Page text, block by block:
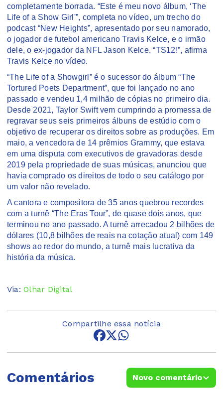
completamente borrada. “Este é meu novo álbum, ‘The
Life of a Show Girl'”, completa no vídeo, um trecho do
podcast “New Heights”, apresentado por seu namorado,
o jogador de futebol americano Travis Kelce, e o irmão
dele, o ex-jogador da NFL Jason Kelce. “TS12!”, afirma
Travis Kelce no vídeo.
“The Life of a Showgirl” é o sucessor do álbum “The
Tortured Poets Department”, que foi lançado no ano
passado e vendeu 1,4 milhão de cópias no primeiro dia.
Desde 2021, Taylor Swift vem cumprindo a promessa de
regravar seus seis primeiros álbuns de estúdio com o
objetivo de recuperar os direitos sobre as produções. Em
maio, a vencedora de 14 prêmios Grammy, que estava
em uma disputa com executivos de gravadoras desde
2019 pela propriedade de suas músicas, anunciou que
havia comprado os direitos de todo o seu catálogo por
um valor não revelado.
A cantora e compositora de 35 anos quebrou recordes
com a turnê “The Eras Tour”, de quase dois anos, que
terminou no ano passado. A turnê arrecadou 2 bilhões de
dólares (10,8 bilhões de reais na cotação atual) com 149
shows ao redor do mundo, a turnê mais lucrativa da
história da música.
Via:Olhar Digital
Compartilhe essa notícia
Comentários Novo comentário